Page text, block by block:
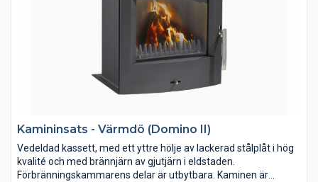
Kamininsats - Värmdö (Domino II)
Vedeldad kassett, med ett yttre hölje av lackerad stålplåt i hög
kvalité och med brännjärn av gjutjärn i eldstaden.
Förbränningskammarens delar är utbytbara. Kaminen är